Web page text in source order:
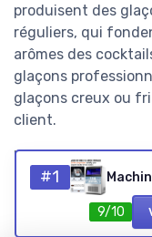
produisent des
réguliers, qui
arômes des
glaçons
glaçons creux ou
client.
Les fabricants
comme les
pilée ou la glace
appareil de la
#1
9/10